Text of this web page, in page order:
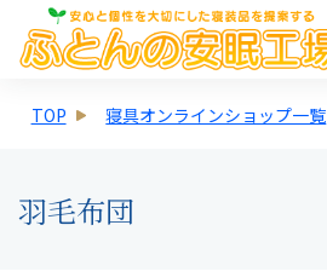
TOP 寝具オンラインショップ一覧
羽毛布団